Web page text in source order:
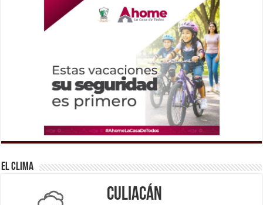
El Clima
Culiacán